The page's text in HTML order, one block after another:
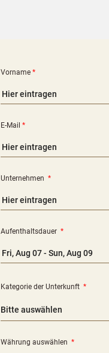
Vorname*
E-Mail *
Unternehmen *
Aufenthaltsdauer *
Kategorie der Unterkunft *
Währung auswählen *